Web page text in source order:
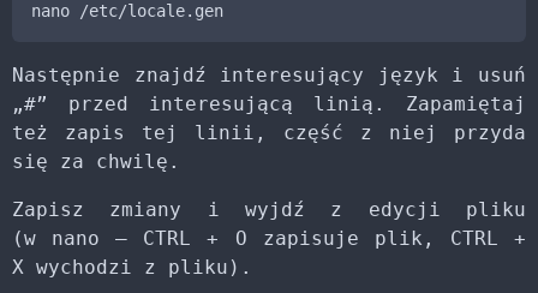
nano /etc/locale.gen
Następnie znajdź interesujący język i usuń
„#” przed interesującą linią. Zapamiętaj
też zapis tej linii, część z niej przyda
się za chwilę.
Zapisz zmiany i wyjdź z edycji pliku
(w nano – CTRL + O zapisuje plik, CTRL +
X wychodzi z pliku).